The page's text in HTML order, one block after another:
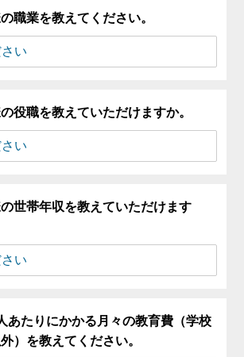
職業を教えてください。
役職を教えていただけますか。
世帯年収を教えていただけます
あたりにかかる月々の教育費（学校
）を教えてください。